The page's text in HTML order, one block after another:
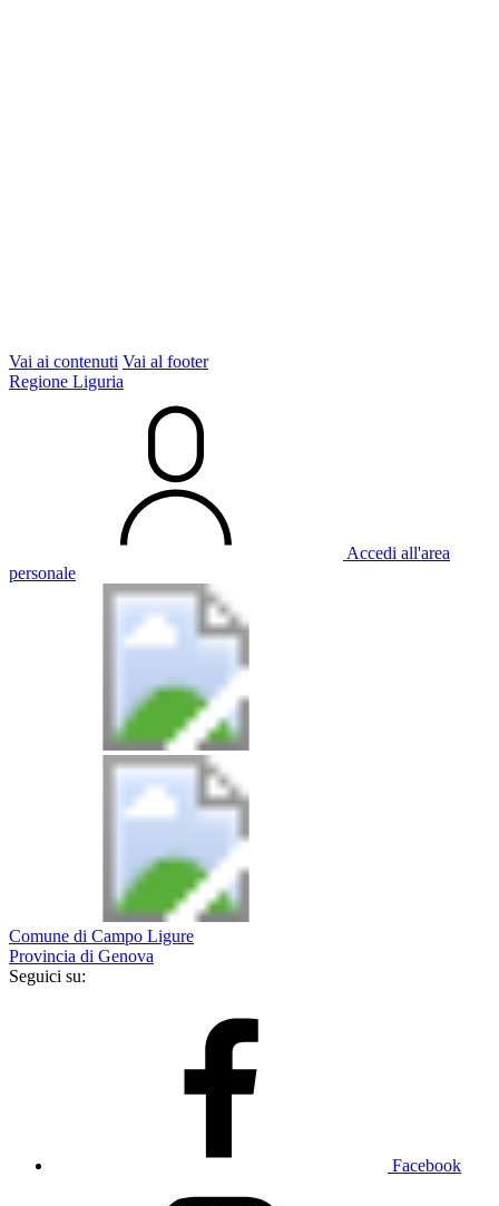
Vai ai contenuti Vai al footer
Regione Liguria
Accedi all'area
personale
Comune di Campo Ligure
Provincia di Genova
Seguici su:
Facebook